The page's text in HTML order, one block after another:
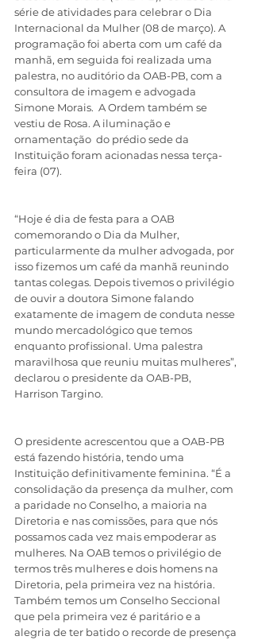
série de atividades para celebrar o Dia
Internacional da Mulher (08 de março). A
programação foi aberta com um café da
manhã, em seguida foi realizada uma
palestra, no auditório da OAB-PB, com a
consultora de imagem e advogada
Simone Morais.  A Ordem também se
vestiu de Rosa. A iluminação e
ornamentação  do prédio sede da
Instituição foram acionadas nessa terça-
feira (07).
“Hoje é dia de festa para a OAB
comemorando o Dia da Mulher,
particularmente da mulher advogada, por
isso fizemos um café da manhã reunindo
tantas colegas. Depois tivemos o privilégio
de ouvir a doutora Simone falando
exatamente de imagem de conduta nesse
mundo mercadológico que temos
enquanto profissional. Uma palestra
maravilhosa que reuniu muitas mulheres”,
declarou o presidente da OAB-PB,
Harrison Targino.
O presidente acrescentou que a OAB-PB
está fazendo história, tendo uma
Instituição definitivamente feminina. “É a
consolidação da presença da mulher, com
a paridade no Conselho, a maioria na
Diretoria e nas comissões, para que nós
possamos cada vez mais empoderar as
mulheres. Na OAB temos o privilégio de
termos três mulheres e dois homens na
Diretoria, pela primeira vez na história.
Também temos um Conselho Seccional
que pela primeira vez é paritário e a
alegria de ter batido o recorde de presença